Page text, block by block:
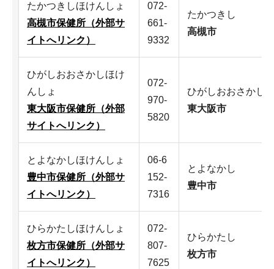
たかつきしほけんしょ
高槻市保健所（外部サ
イトへリンク）
072-
661-
9332
たかつきし
高槻市
ひがしおおさかしほけ
んしょ
東大阪市保健所（外部
サイトへリンク）
072-
970-
5820
ひがしおおさかし
東大阪市
とよなかしほけんしょ
豊中市保健所（外部サ
イトへリンク）
06-6
152-
7316
とよなかし
豊中市
ひらかたしほけんしょ
枚方市保健所（外部サ
イトへリンク）
072-
807-
7625
ひらかたし
枚方市